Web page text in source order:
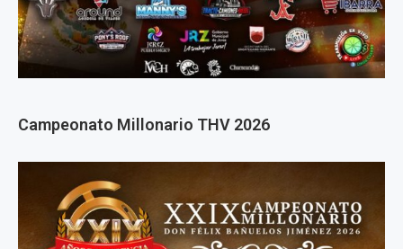
Campeonato Millonario THV 2026